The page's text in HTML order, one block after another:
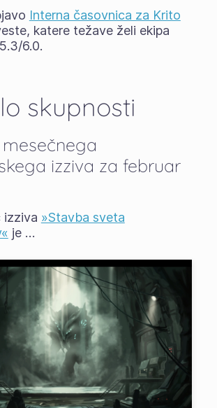
Interna časovnica za Krito
katere težave želi ekipa
6.0.
skupnosti
izziva za februar
izziva »Stavba sveta
je …